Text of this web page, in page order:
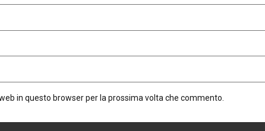
in questo browser per la prossima volta che commento.